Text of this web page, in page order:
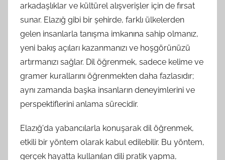
arkadaşlıklar ve kültürel alışverişler için de fırsat
sunar. Elazığ gibi bir şehirde, farklı ülkelerden
gelen insanlarla tanışma imkanına sahip olmanız,
yeni bakış açıları kazanmanızı ve hoşgörünüzü
artırmanızı sağlar. Dil öğrenmek, sadece kelime ve
gramer kurallarını öğrenmekten daha fazlasıdır;
aynı zamanda başka insanların deneyimlerini ve
perspektiflerini anlama sürecidir.
Elazığ'da yabancılarla konuşarak dil öğrenmek,
etkili bir yöntem olarak kabul edilebilir. Bu yöntem,
gerçek hayatta kullanılan dili pratik yapma,